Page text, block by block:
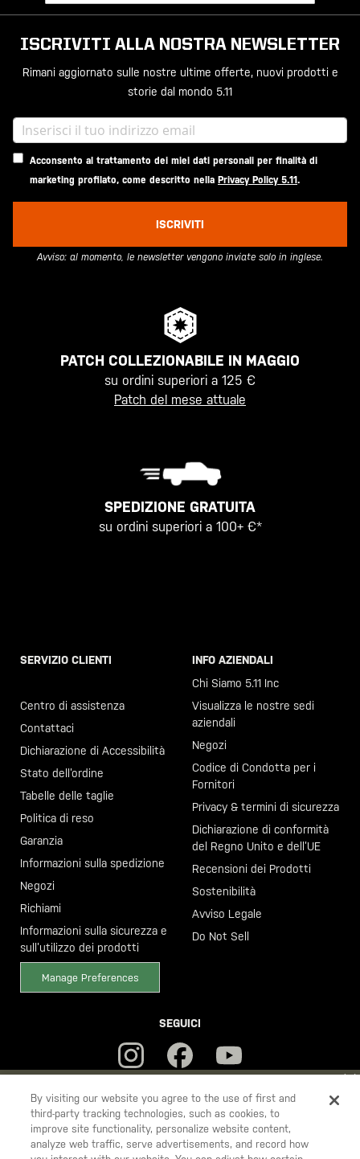
YOU ARE SHOPPING ON OURITALIASITE. WOULD YOU LIKE TO
SHIP TO ANOTHER COUNTRY?
STAY ONITALIA
ISCRIVITI ALLA NOSTRA NEWSLETTER
Rimani aggiornato sulle nostre ultime offerte, nuovi prodotti e
storie dal mondo 5.11
Acconsento al trattamento dei miei dati personali per finalità di
marketing profilato, come descritto nella Privacy Policy 5.11.
ISCRIVITI
Avviso: al momento, le newsletter vengono inviate solo in inglese.
PATCH COLLEZIONABILE IN MAGGIO
su ordini superiori a 125 €
Patch del mese attuale
SPEDIZIONE GRATUITA
su ordini superiori a 100+ €*
SERVIZIO CLIENTI
Centro di assistenza
Contattaci
Dichiarazione di Accessibilità
Stato dell’ordine
Tabelle delle taglie
Politica di reso
Garanzia
Informazioni sulla spedizione
Negozi
Richiami
Informazioni sulla sicurezza e
sull’utilizzo dei prodotti
Manage Preferences
INFO AZIENDALI
Chi Siamo 5.11 Inc
Visualizza le nostre sedi
aziendali
Negozi
Codice di Condotta per i
Fornitori
Privacy & termini di sicurezza
Dichiarazione di conformità
del Regno Unito e dell’UE
Recensioni dei Prodotti
Sostenibilità
Avviso Legale
Do Not Sell
SEGUICI
5.11
Tactical
By visiting our website you agree to the use of first and
third-party tracking technologies, such as cookies, to
improve site functionality, personalize website content,
analyze web traffic, serve advertisements, and record how